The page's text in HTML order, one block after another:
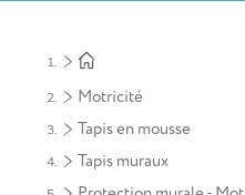
invitons
contacter
le
service
commercial
Motricité
Tapis en mousse
Tapis muraux